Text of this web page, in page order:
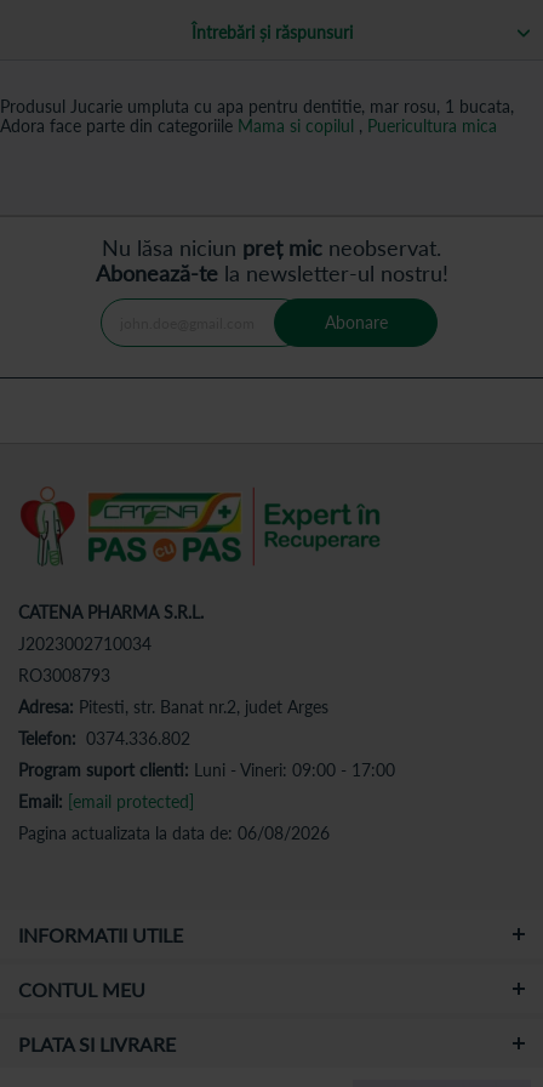
Întrebări și răspunsuri
Produsul Jucarie umpluta cu apa pentru dentitie, mar rosu, 1 bucata,
Adora face parte din categoriile Mama si copilul , Puericultura mica
Nu lăsa niciun preț mic neobservat.
Abonează-tela newsletter-ul nostru!
Abonare
CATENA PHARMA S.R.L.
J2023002710034
RO3008793
Adresa: Pitesti, str. Banat nr.2, judet Arges
Telefon: 0374.336.802
Program suport clienti: Luni - Vineri: 09:00 - 17:00
Email: [email protected]
Pagina actualizata la data de: 06/08/2026
INFORMATII UTILE
CONTUL MEU
PLATA SI LIVRARE